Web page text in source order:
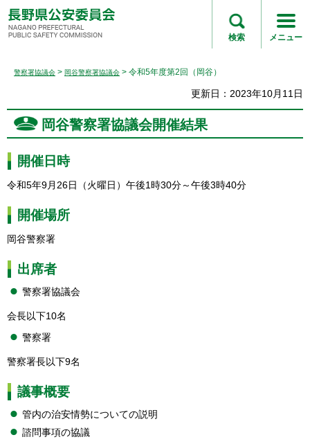
長野県公安委員会
NAGANO
COMMISSION
検索 メニュー
警察署協議会 > 岡谷警察署協議会 > 令和5年度第2回（岡谷）
更新日：2023年10月11日
岡谷警察署協議会開催結果
開催日時
令和5年9月26日（火曜日）午後1時30分～午後3時40分
開催場所
岡谷警察署
出席者
警察署協議会
会長以下10名
警察署
警察署長以下9名
議事概要
管内の治安情勢についての説明
諮問事項の協議